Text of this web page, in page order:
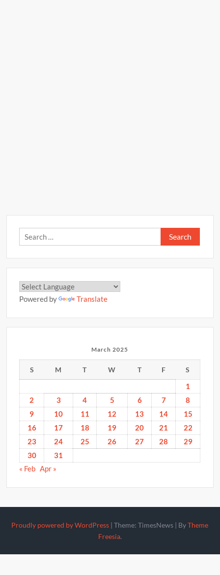
Search
for:
Powered by Translate
March 2025
S M T W T F S
1
2
3 4 5 6 7
8
9
10 11 12 13 14
15
16
17 18 19 20 21
22
23
24 25 26 27 28
29
30
31
« Feb Apr »
Proudly powered by WordPress |Theme: TimesNews | ByTheme
Freesia.